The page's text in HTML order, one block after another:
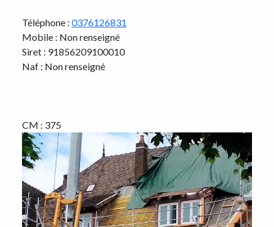
Téléphone : 0376126831
Mobile : Non renseigné
Siret : 91856209100010
Naf : Non renseigné
CM : 375